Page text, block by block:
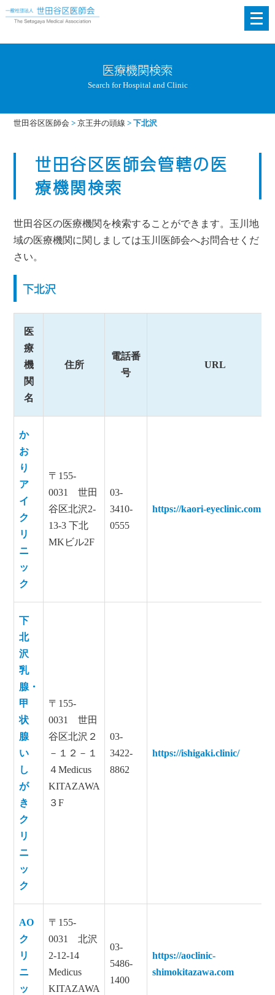
メ
ニ
く
医療機関検索
Search for Hospital and Clinic
世田谷区医師会 >京王井の頭線 >下北沢
世田谷区医師会管轄の医
療機関検索
世田谷区の医療機関を検索することができます。玉川地
域の医療機関に関しましては玉川医師会へお問合せくだ
さい。
下北沢
医
療
機
関
名
住所
電話番
号
URL
か
お
り
ア
イ
ク
リ
ニ
ッ
ク
〒155-
0031 世田
谷区北沢2-
13-3 下北
MKビル2F
03-
3410-
0555
https://kaori-eyeclinic.com
下
北
沢
乳
腺・
甲
状
腺
い
し
が
き
ク
リ
ニ
ッ
ク
〒155-
0031 世田
谷区北沢２
－１２－１
４Medicus
KITAZAWA
３F
03-
3422-
8862
https://ishigaki.clinic/
AO
ク
リ
ニ
ッ
〒155-
0031 北沢
2-12-14
Medicus
KITAZAWA
03-
5486-
1400
https://aoclinic-
shimokitazawa.com